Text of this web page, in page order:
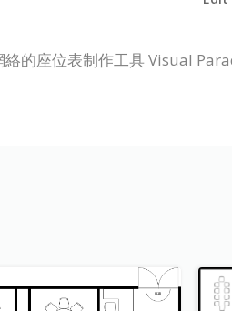
的座位表制作工具 Visual